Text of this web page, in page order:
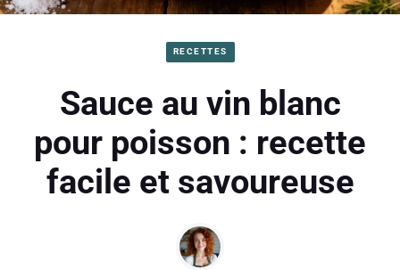
RECETTES
Sauce au vin blanc
pour poisson : recette
facile et savoureuse